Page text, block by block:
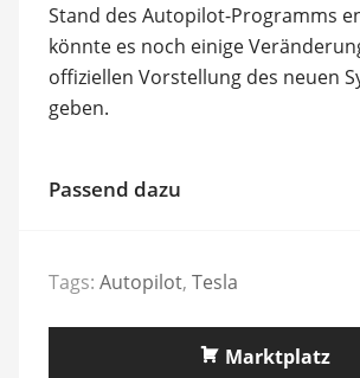
Stand des Autopilot-Programms
könnte es noch einige
offiziellen Vorstellung des neuen
geben.
Passend dazu
Tags: Autopilot, Tesla
Marktplatz